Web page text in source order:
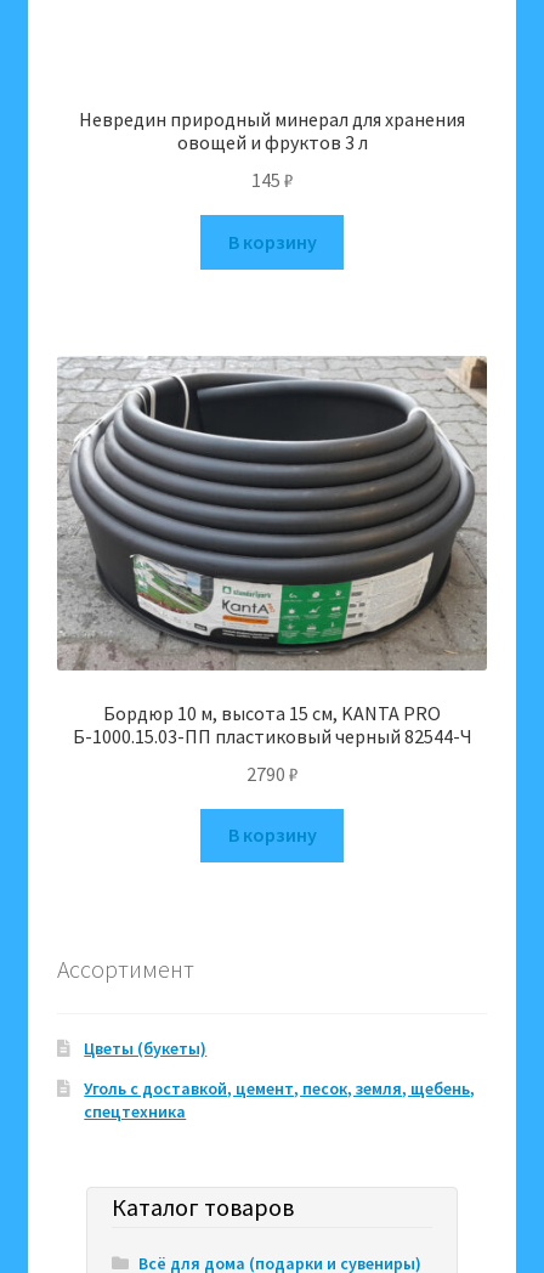
Невредин природный минерал для хранения
овощей и фруктов 3 л
145 ₽
В корзину
Бордюр 10 м, высота 15 см, KANTA PRO
Б-1000.15.03-ПП пластиковый черный 82544-Ч
2790 ₽
В корзину
Ассортимент
Цветы (букеты)
Уголь с доставкой, цемент, песок, земля, щебень,
спецтехника
Каталог товаров
Всё для дома (подарки и сувениры)